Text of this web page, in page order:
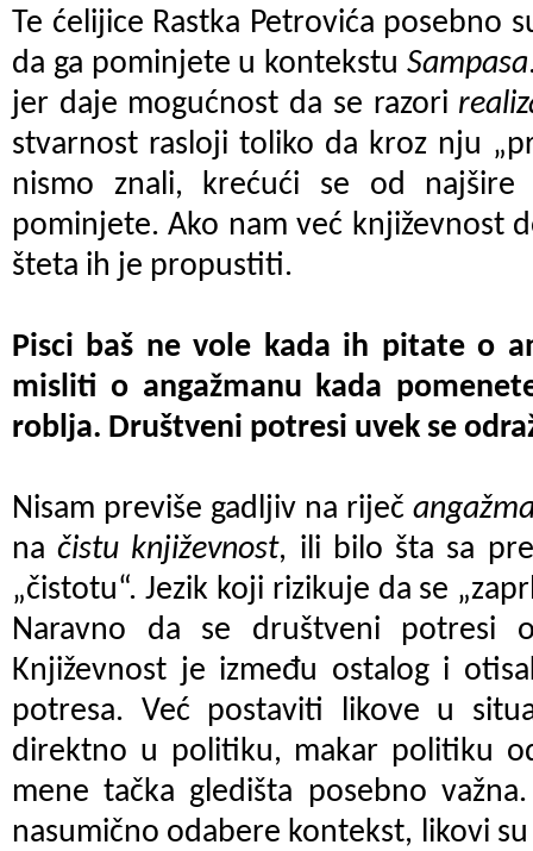
Te ćelijice Rastka Petrovića posebno
da ga pominjete u kontekstu Sampasa
jer daje mogućnost da se razori
stvarnost rasloji toliko da kroz nju
nismo znali, krećući se od
pominjete. Ako nam već književnost
šteta ih je propustiti.
Pisci baš ne vole kada ih pitate o
misliti o angažmanu kada
roblja. Društveni potresi uvek se
Nisam previše gadljiv na riječ
načistu književnost, ili bilo šta sa
„čistotu“. Jezik koji rizikuje da se
Naravno da se društveni potresi
Književnost je između ostalog i
potresa. Već postaviti likove u
direktno u politiku, makar politiku
mene tačka gledišta posebno
nasumično odabere kontekst, likovi